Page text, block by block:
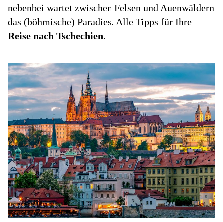
nebenbei wartet zwischen Felsen und Auenwäldern
das (böhmische) Paradies. Alle Tipps für Ihre
Reise nach Tschechien.